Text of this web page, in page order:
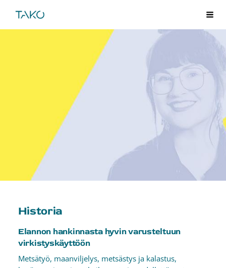
Siirry
TAKO
Historia
Elannon hankinnasta hyvin varusteltuun
virkistyskäyttöön
Metsätyö, maanviljelys, metsästys ja kalastus,